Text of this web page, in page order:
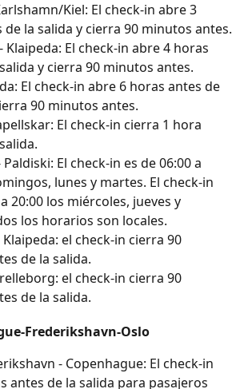
Kiel: El check-in abre 3
de la salida y cierra 90 minutos antes.
Klaipeda: El check-in abre 4 horas
y cierra 90 minutos antes.
El check-in abre 6 horas antes de
90 minutos antes.
El check-in cierra 1 hora
El check-in es de 06:00 a
lunes y martes. El check-in
20:00 los miércoles, jueves y
los horarios son locales.
el check-in cierra 90
de la salida.
el check-in cierra 90
de la salida.
Frederikshavn-Oslo
- Copenhague: El check-in
antes de la salida para pasajeros